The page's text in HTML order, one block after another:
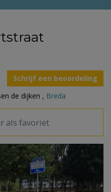
Schrijf een beoordeling
de dijken , Breda
als favoriet